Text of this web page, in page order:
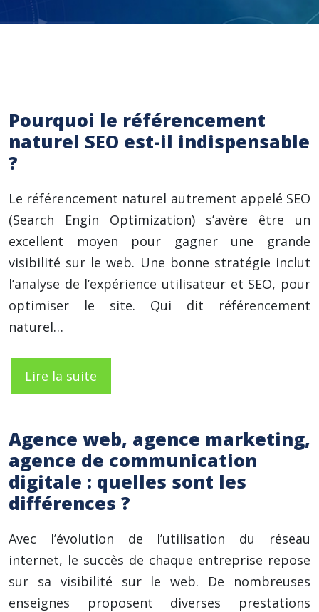
Pourquoi le référencement
naturel SEO est-il indispensable
?
Le référencement naturel autrement appelé SEO
(Search Engin Optimization) s’avère être un
excellent moyen pour gagner une grande
visibilité sur le web. Une bonne stratégie inclut
l’analyse de l’expérience utilisateur et SEO, pour
optimiser le site. Qui dit référencement
naturel…
Lire la suite
Agence web, agence marketing,
agence de communication
digitale : quelles sont les
différences ?
Avec l’évolution de l’utilisation du réseau
internet, le succès de chaque entreprise repose
sur sa visibilité sur le web. De nombreuses
enseignes proposent diverses prestations